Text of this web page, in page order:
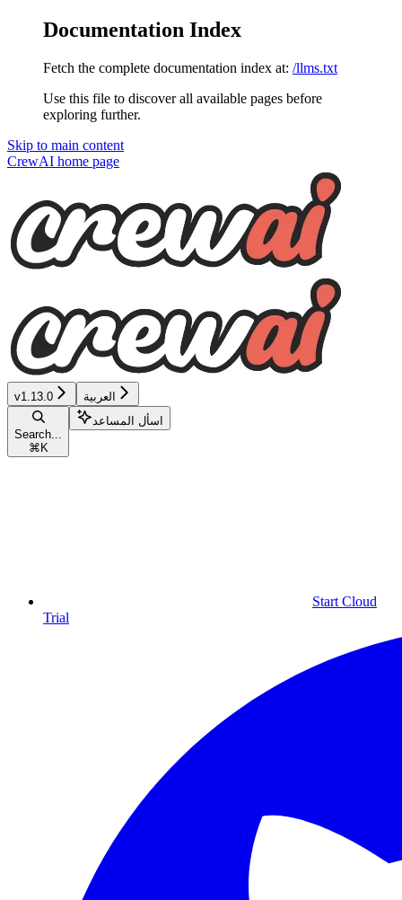
Documentation Index
Fetch the complete documentation index at: /llms.txt
Use this file to discover all available pages before
exploring further.
Skip to main content
CrewAI home page
v1.13.0 العربية
Search...
⌘ K
اسأل المساعد
Start Cloud
Trial